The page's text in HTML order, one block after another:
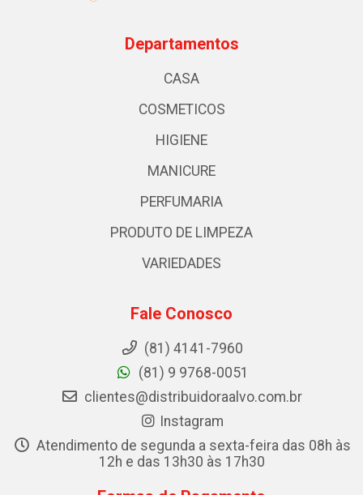
Departamentos
CASA
COSMETICOS
HIGIENE
MANICURE
PERFUMARIA
PRODUTO DE LIMPEZA
VARIEDADES
Fale Conosco
(81) 4141-7960
(81) 9 9768-0051
clientes@distribuidoraalvo.com.br
Instagram
Atendimento de segunda a sexta-feira das 08h às
12h e das 13h30 às 17h30